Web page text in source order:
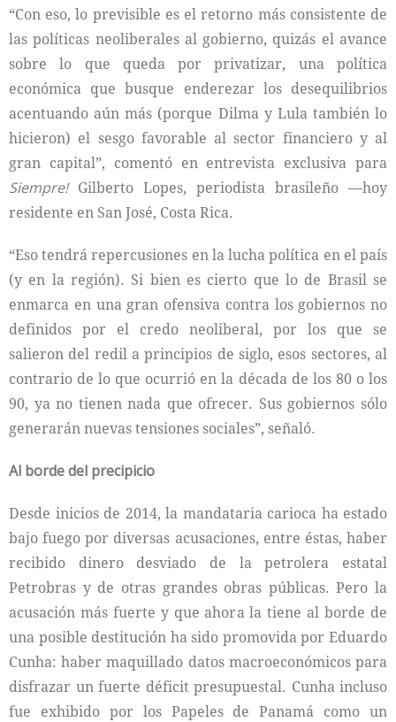
“Con eso, lo previsible es el retorno más consistente de
las políticas neoliberales al gobierno, quizás el avance
sobre lo que queda por privatizar, una política
económica que busque enderezar los desequilibrios
acentuando aún más (porque Dilma y Lula también lo
hicieron) el sesgo favorable al sector financiero y al
gran capital”, comentó en entrevista exclusiva para
Siempre!Gilberto Lopes, periodista brasileño —hoy
residente en San José, Costa Rica.
“Eso tendrá repercusiones en la lucha política en el país
(y en la región). Si bien es cierto que lo de Brasil se
enmarca en una gran ofensiva contra los gobiernos no
definidos por el credo neoliberal, por los que se
salieron del redil a principios de siglo, esos sectores, al
contrario de lo que ocurrió en la década de los 80 o los
90, ya no tienen nada que ofrecer. Sus gobiernos sólo
generarán nuevas tensiones sociales”, señaló.
Al borde del precipicio
Desde inicios de 2014, la mandataria carioca ha estado
bajo fuego por diversas acusaciones, entre éstas, haber
recibido dinero desviado de la petrolera estatal
Petrobras y de otras grandes obras públicas. Pero la
acusación más fuerte y que ahora la tiene al borde de
una posible destitución ha sido promovida por Eduardo
Cunha: haber maquillado datos macroeconómicos para
disfrazar un fuerte déficit presupuestal. Cunha incluso
fue exhibido por los Papeles de Panamá como un